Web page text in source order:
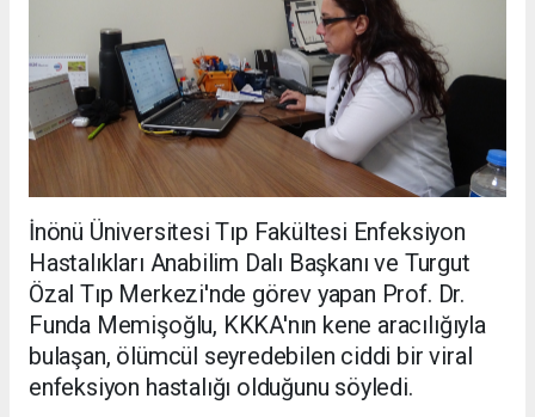
İnönü Üniversitesi Tıp Fakültesi Enfeksiyon
Hastalıkları Anabilim Dalı Başkanı ve Turgut
Özal Tıp Merkezi'nde görev yapan Prof. Dr.
Funda Memişoğlu, KKKA'nın kene aracılığıyla
bulaşan, ölümcül seyredebilen ciddi bir viral
enfeksiyon hastalığı olduğunu söyledi.